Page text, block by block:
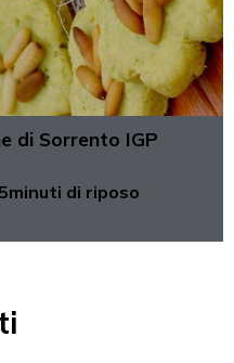
di Sorrento IGP
di riposo